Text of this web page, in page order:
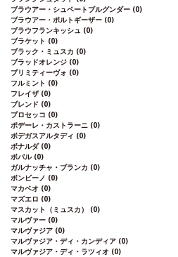
ブラウアー・シュペートブルグンダー (0)
ブラウアー・ポルトギーザー (0)
ブラウフランキッシュ (0)
ブラケット (0)
ブラック・ミュスカ (0)
ブラッドオレンジ (0)
プリミティーヴォ (0)
フルミント (0)
フレイザ (0)
ブレンド (0)
プロセッコ (0)
ポデーレ・カストラーニ (0)
ボデガスアルタディ (0)
ボナルダ (0)
ボバル (0)
ガルナッチャ・ブランカ (0)
ボンビーノ (0)
マカベオ (0)
マズエロ (0)
マスカット（ミュスカ） (0)
マルヴァー (0)
マルヴァジア (0)
マルヴァジア・ディ・カンディア (0)
マルヴァジア・ディ・ラツィオ (0)